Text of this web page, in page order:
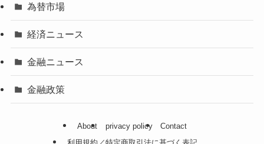
為替市場
経済ニュース
金融ニュース
金融政策
About privacy policy
Contact